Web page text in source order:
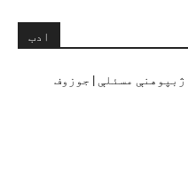
ادب
مسئلې | جوزوف